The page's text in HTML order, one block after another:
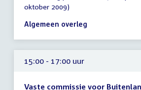
15:00
-
uur
oktober 2009)
Algemeen overleg
15:00 - 17:00 uur
Vaste commissie voor